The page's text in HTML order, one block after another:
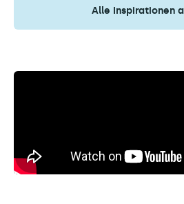
Alle Inspirationen